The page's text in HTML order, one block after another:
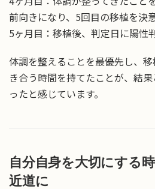
前向きになり、5回目の移植を決
5ヶ月目：移植後、判定日に陽性
体調を整えることを最優先し、
き合う時間を持てたことが、結
ったと感じています。
自分自身を大切にする
近道に